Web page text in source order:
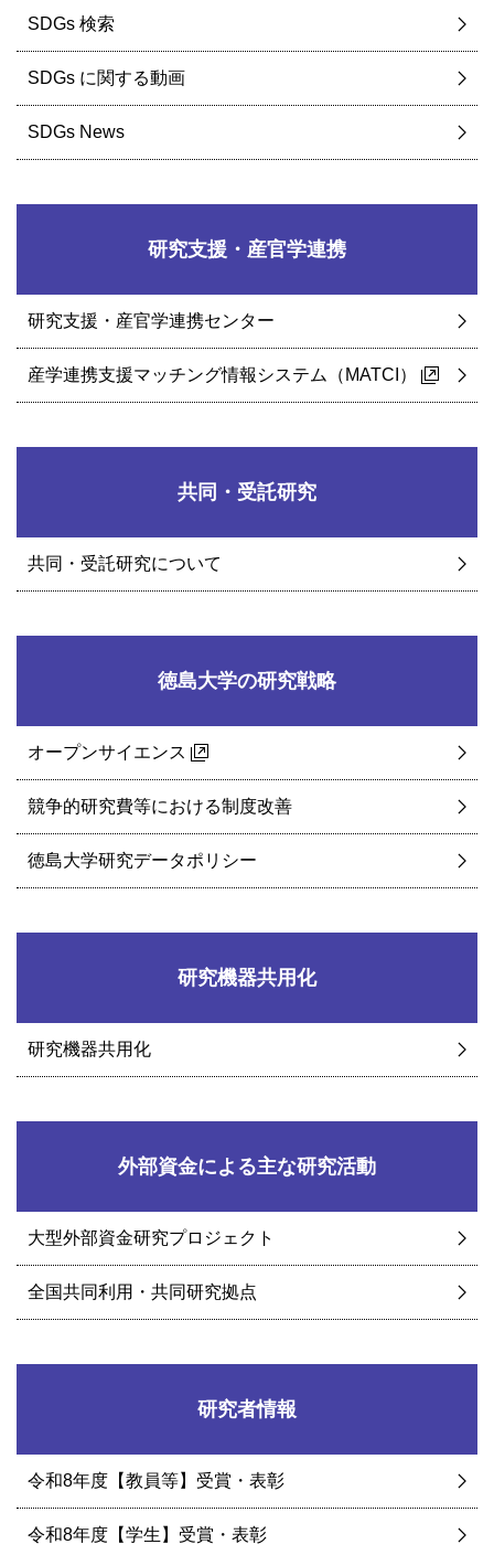
SDGs 検索
SDGs に関する動画
SDGs News
研究支援・産官学連携
研究支援・産官学連携センター
産学連携支援マッチング情報システム（MATCI）
共同・受託研究
共同・受託研究について
徳島大学の研究戦略
オープンサイエンス
競争的研究費等における制度改善
徳島大学研究データポリシー
研究機器共用化
研究機器共用化
外部資金による主な研究活動
大型外部資金研究プロジェクト
全国共同利用・共同研究拠点
研究者情報
令和8年度【教員等】受賞・表彰
令和8年度【学生】受賞・表彰